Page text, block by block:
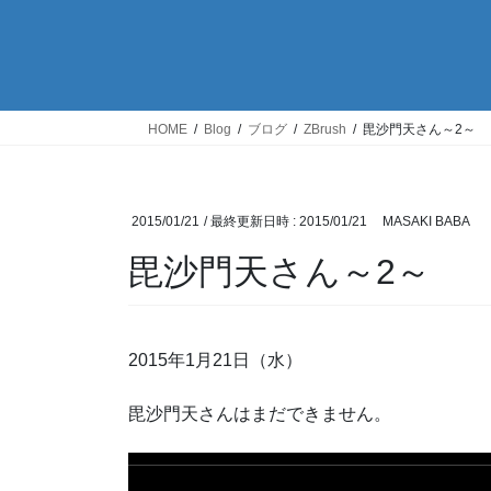
HOME Blog ブログ ZBrush 毘沙門天さん～2～
2015/01/21 / 最終更新日時 : 2015/01/21 MASAKI BABA
毘沙門天さん～2～
2015年1月21日（水）
毘沙門天さんはまだできません。